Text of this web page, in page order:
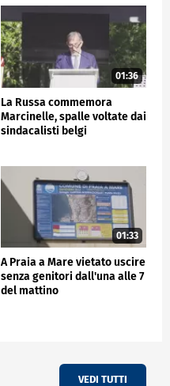
01:36
La Russa commemora
Marcinelle, spalle voltate dai
sindacalisti belgi
01:33
A Praia a Mare vietato uscire
senza genitori dall'una alle 7
del mattino
VEDI TUTTI